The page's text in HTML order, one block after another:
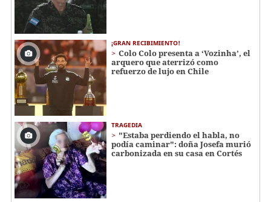
¡GRAN RECIBIMIENTO!
Colo Colo presenta a ‘Vozinha’, el
arquero que aterrizó como
refuerzo de lujo en Chile
TRAGEDIA
"Estaba perdiendo el habla, no
podía caminar": doña Josefa murió
carbonizada en su casa en Cortés